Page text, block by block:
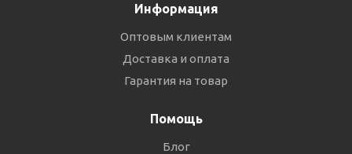
Информация
Оптовым клиентам
Доставка и оплата
Гарантия на товар
Помощь
Блог